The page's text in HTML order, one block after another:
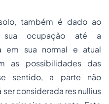
também é dado ao
sua ocupação até a
em sua normal e atual
as possibilidades das
sentido, a parte não
considerada res nullius